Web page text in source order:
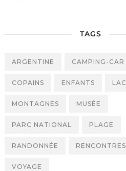
TAGS
ARGENTINE CAMPING-CAR
COPAINS ENFANTS LAC
MONTAGNES MUSÉE
PARC NATIONAL PLAGE
RANDONNÉE RENCONTRES
VOYAGE